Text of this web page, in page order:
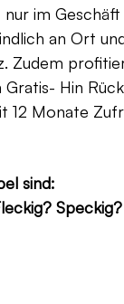
im Geschäft
an Ort
Zudem
Gratis- Hin
12 Monate
sind:
Speckig?